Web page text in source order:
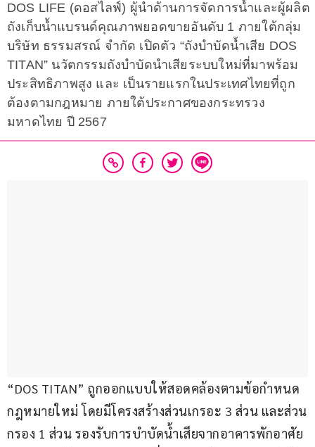
DOS LIFE (ดอสไลฟ์) ผู้นำด้านการจัดการน้ำและผู้ผลิต
ถังเก็บน้ำแบรนด์คุณภาพยอดขายอันดับ 1 ภายใต้กลุ่ม
บริษัท ธรรมสรณ์ จำกัด เปิดตัว “ถังบำบัดน้ำเสีย DOS
TITAN” นวัตกรรมถังบำบัดนำเสียระบบใหม่ที่มาพร้อม
ประสิทธิภาพสูง และ เป็นรายแรกในประเทศไทยที่ถูก
ต้องตามกฎหมาย ภายใต้ประกาศของกระทรวง
มหาดไทย ปี 2567
“DOS TITAN” ถูกออกแบบให้สอดคล้องตามข้อกำหนด
กฎหมายใหม่ โดยมีโครงสร้างส่วนเกรอะ 3 ส่วน และส่วน
กรอง 1 ส่วน รองรับการบำบัดน้ำเสียจากอาคารพักอาศัย